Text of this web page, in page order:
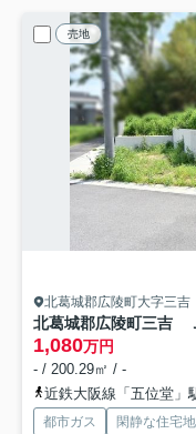
売地
北葛城郡広陵町大字三吉
北葛城郡広陵町三吉
1,080万円
- / 200.29㎡ / -
近鉄大阪線「五位堂」
都市ガス 閑静な住宅地